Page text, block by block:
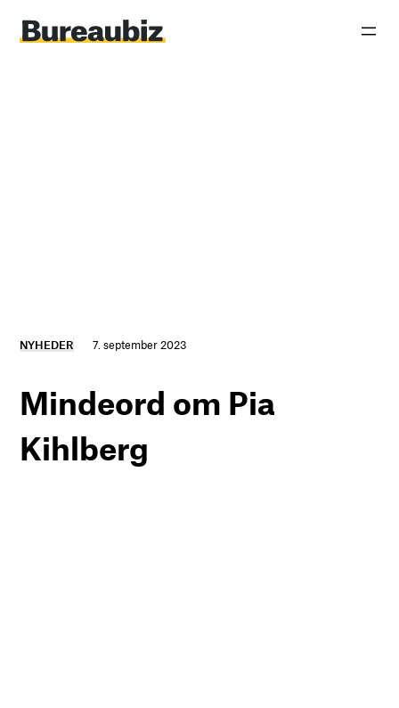
indhold
NYHEDER 7. september 2023
Mindeord om Pia
Kihlberg